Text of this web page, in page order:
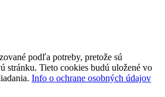
podľa potreby, pretože sú
stránku. Tieto cookies budú uložené vo
Info o ochrane osobných údajov